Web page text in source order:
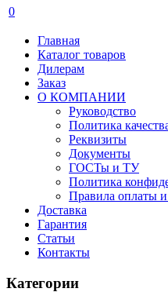
0
Главная
Каталог товаров
Дилерам
Заказ
О КОМПАНИИ
Руководство
Политика
Реквизиты
Документы
ГОСТы и ТУ
Политика
Правила оплаты и
Доставка
Гарантия
Статьи
Контакты
Категории